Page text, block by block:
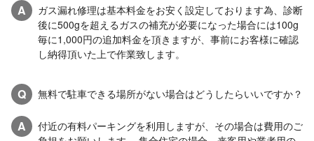
A
ガス漏れ修理は基本料金をお安く設定しております為、診断
後に500gを超えるガスの補充が必要になった場合には100g
毎に1,000円の追加料金を頂きますが、事前にお客様に確認
し納得頂いた上で作業致します。
Q 無料で駐車できる場所がない場合はどうしたらいいですか？
A
付近の有料パーキングを利用しますが、その場合は費用のご